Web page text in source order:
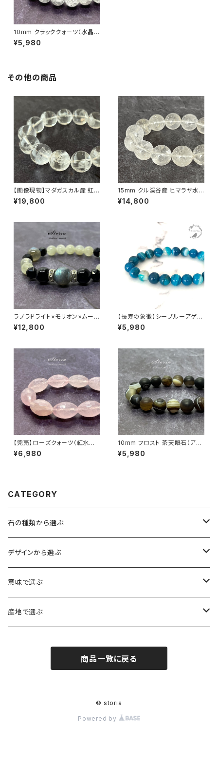
10mm クラッククォーツ（水晶）
ブレスレット
¥5,980
その他の商品
【画像現物】マダガスカル産 虹入
りアイリスクォーツ 15mm ブレ
スレット【M07146】
¥19,800
15mm クル渓谷産 ヒマラヤ水
晶 ブレスレット 微細な虹・ライ
モナイト入り【画像現物】
¥14,800
ラブラドライト×モリオン×ムーン
ストーン ブレスレット
¥12,800
【長寿の象徴】シーブルーアゲー
ト（縞メノウ） 8mm珠 ブレスレ
ット
¥5,980
【完売】ローズクォーツ（紅水晶）
ライスカット ブレスレット【ミナス
ジェライス産】
¥6,980
10mm フロスト 茶天眼石（アイ
アゲート）ブレスレット
¥5,980
CATEGORY
石の種類から選ぶ
水晶（クォーツ）
アイリスクォーツ（虹入り水晶）
ヒマラヤ水晶
ローズクォーツ（紅水晶）
アメジスト（紫水晶）
スモーキークォーツ（煙水晶）
アイリススモーキークォーツ（虹入り水晶）
デザインから選ぶ
龍彫刻（水晶）
龍彫刻（オニキス）
意味で選ぶ
魔除け・厄除け
癒やし・ヒーリング
産地で選ぶ
商品一覧に戻る
© storia
Powered by